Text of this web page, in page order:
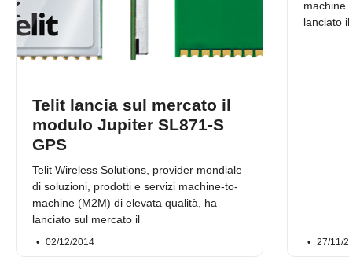
Telit lancia sul mercato il
modulo Jupiter SL871-S
GPS
Telit Wireless Solutions, provider mondiale
di soluzioni, prodotti e servizi machine-to-
machine (M2M) di elevata qualità, ha
lanciato sul mercato il
02/12/2014
lanciato
27/11/